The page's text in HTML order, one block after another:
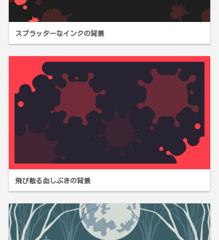
スプラッターなインクの背景
飛び散る血しぶきの背景